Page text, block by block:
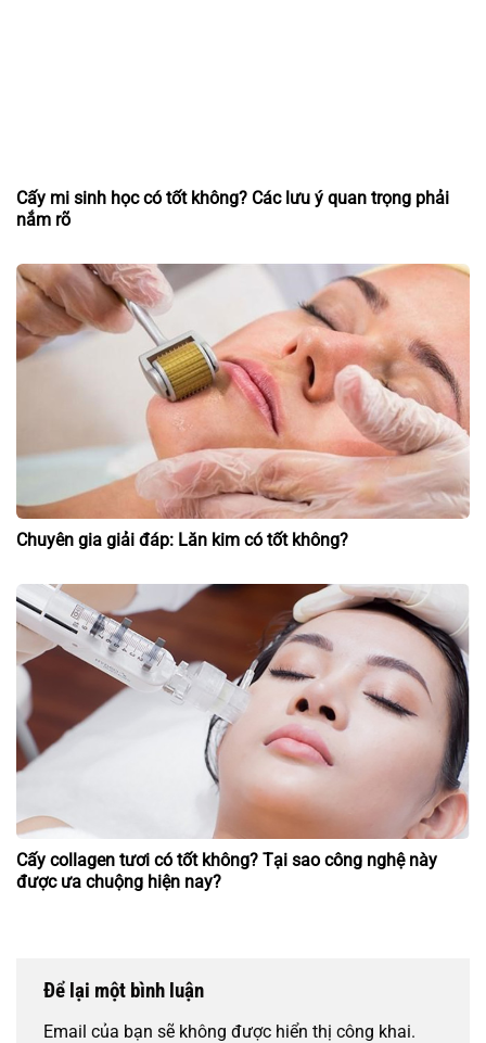
Cấy mi sinh học có tốt không? Các lưu ý quan trọng phải
nắm rõ
Chuyên gia giải đáp: Lăn kim có tốt không?
Cấy collagen tươi có tốt không? Tại sao công nghệ này
được ưa chuộng hiện nay?
Để lại một bình luận
Email của bạn sẽ không được hiển thị công khai.